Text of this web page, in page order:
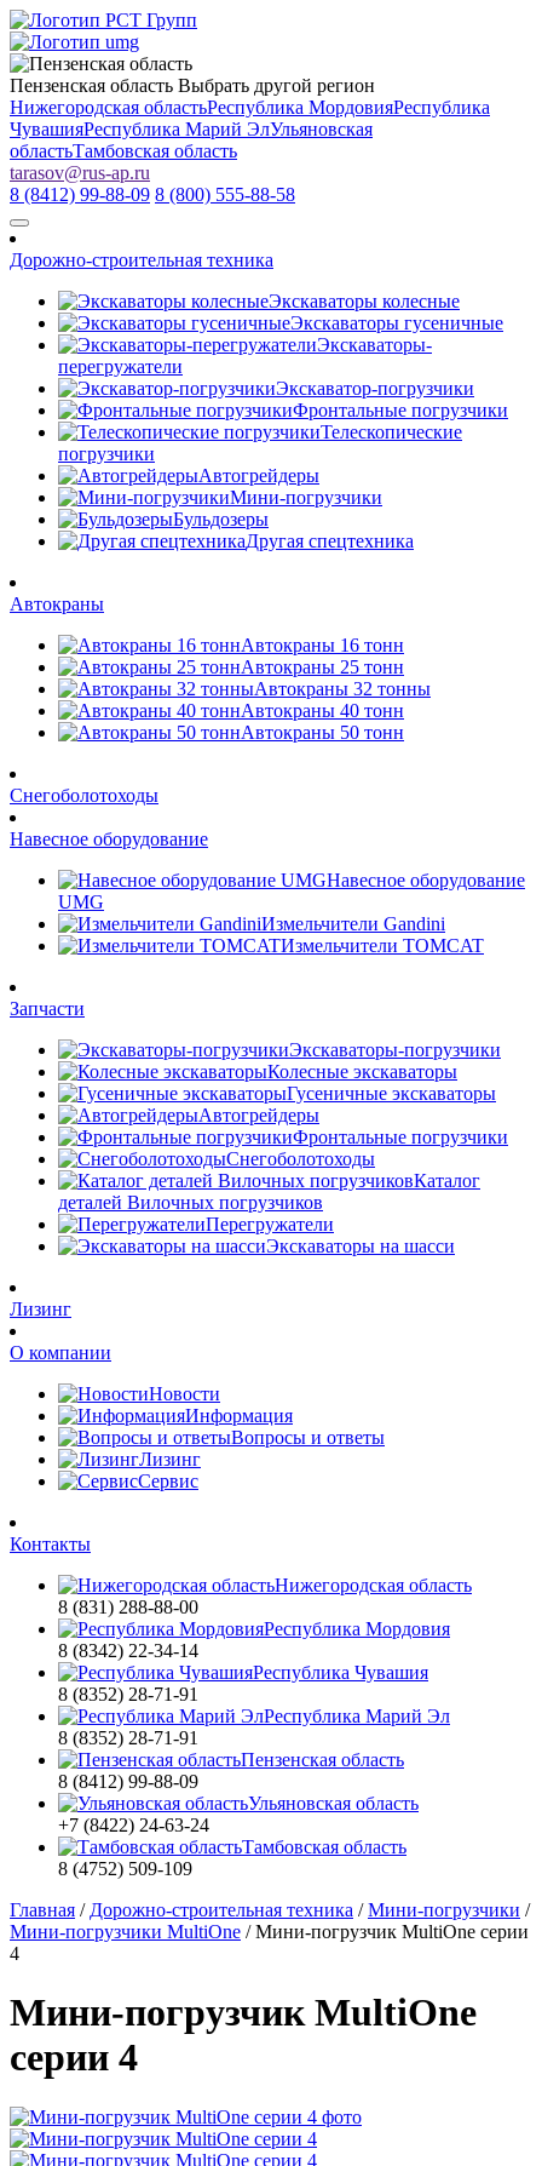
Пензенская область Выбрать другой регион
Нижегородская областьРеспублика МордовияРеспублика
ЧувашияРеспублика Марий ЭлУльяновская
областьТамбовская область
tarasov@rus-ap.ru
8 (8412) 99-88-09 8 (800) 555-88-58
Дорожно-строительная техника
Экскаваторы колесные
Экскаваторы гусеничные
Экскаваторы-
перегружатели
Экскаватор-погрузчики
Фронтальные погрузчики
Телескопические
погрузчики
Автогрейдеры
Мини-погрузчики
Бульдозеры
Другая спецтехника
Автокраны
Автокраны 16 тонн
Автокраны 25 тонн
Автокраны 32 тонны
Автокраны 40 тонн
Автокраны 50 тонн
Снегоболотоходы
Навесное оборудование
Навесное оборудование
UMG
Измельчители Gandini
Измельчители TOMCAT
Запчасти
Экскаваторы-погрузчики
Колесные экскаваторы
Гусеничные экскаваторы
Автогрейдеры
Фронтальные погрузчики
Снегоболотоходы
Каталог
деталей Вилочных погрузчиков
Перегружатели
Экскаваторы на шасси
Лизинг
О компании
Новости
Информация
Вопросы и ответы
Лизинг
Сервис
Контакты
Нижегородская область
8 (831) 288-88-00
Республика Мордовия
8 (8342) 22-34-14
Республика Чувашия
8 (8352) 28-71-91
Республика Марий Эл
8 (8352) 28-71-91
Пензенская область
8 (8412) 99-88-09
Ульяновская область
+7 (8422) 24-63-24
Тамбовская область
8 (4752) 509-109
Главная / Дорожно-строительная техника /Мини-погрузчики /
Мини-погрузчики MultiOne /Мини-погрузчик MultiОne серии
4
Мини-погрузчик MultiОne
серии 4